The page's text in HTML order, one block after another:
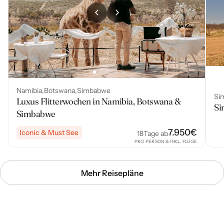
Namibia Botswana Simbabwe
Luxus Flitterwochen in Namibia, Botswana &
Simbabwe
Iconic & Must See 18Tage ab7.950€
PRO PERSON & INKL. FLÜGE
Mehr Reisepläne